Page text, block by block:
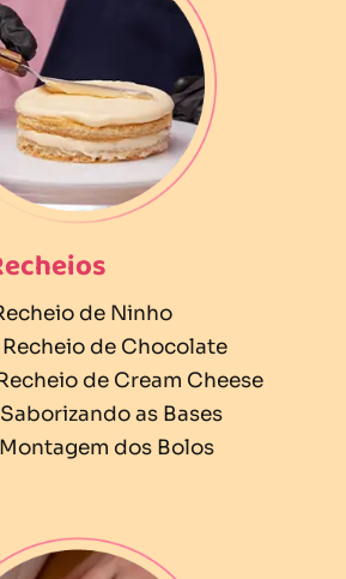
de Ninho
Recheio de Chocolate
de Cream Cheese
as Bases
dos Bolos